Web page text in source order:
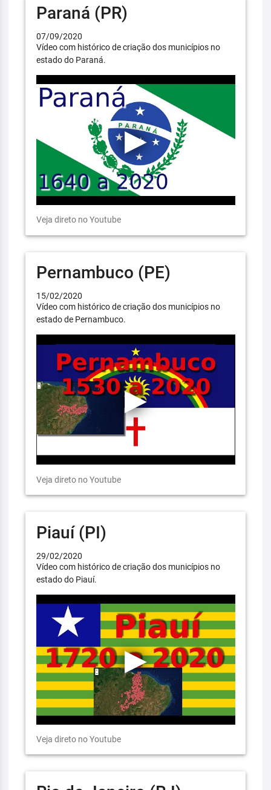
Paraná (PR)
07/09/2020
Vídeo com histórico de criação dos municípios no
estado do Paraná.
Veja direto no Youtube
Pernambuco (PE)
15/02/2020
Vídeo com histórico de criação dos municípios no
estado de Pernambuco.
Veja direto no Youtube
Piauí (PI)
29/02/2020
Vídeo com histórico de criação dos municípios no
estado do Piauí.
Veja direto no Youtube